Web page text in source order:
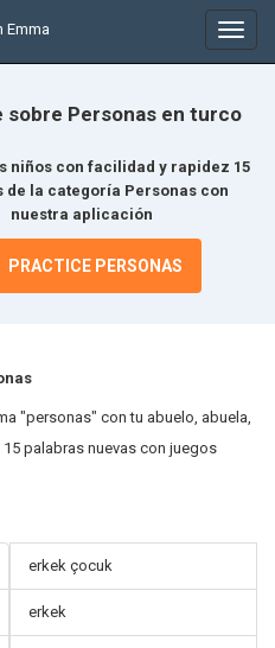
In
/
Emma
sobre Personas en turco
niños con facilidad y rapidez 15
de la categoría Personas con
nuestra aplicación
PRACTICE PERSONAS
"personas" con tu abuelo, abuela,
15 palabras nuevas con juegos
erkek çocuk
erkek